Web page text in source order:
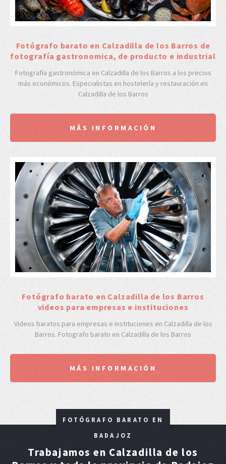
Fotógrafo barato en Calzadilla de los Barros de
fotografía gastronomica, de producto e industrial
Fotografía gastronómica en Calzadilla de los Barros a los precios
más económicos. Especialistas en hostelería y restauración en
Calzadilla de los Barros
MÁS INFORMACIÓN
Fotógrafo barato en Calzadilla de los Barros
videos para empresas e instituciones
Videos baratos para empresas e instituciones en Calzadilla de los
Barros. Fotografo barato en Calzadilla de los Barros
MÁS INFORMACIÓN
FOTÓGRAFO BARATO EN
BADAJOZ
Trabajamos en Calzadilla de los